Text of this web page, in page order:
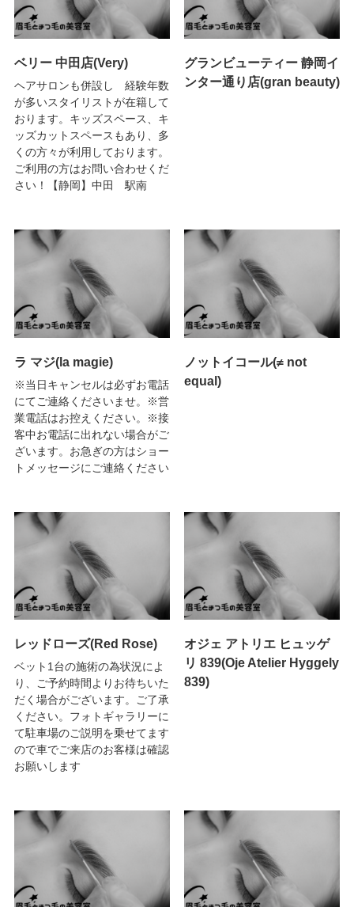
ベリー 中田店(Very)
ヘアサロンも併設し 経験年数
が多いスタイリストが在籍して
おります。キッズスペース、キ
ッズカットスペースもあり、多
くの方々が利用しております。
ご利用の方はお問い合わせくだ
さい！【静岡】中田 駅南
グランビューティー 静岡イ
ンター通り店(gran beauty)
ラ マジ(la magie)
※当日キャンセルは必ずお電話
にてご連絡くださいませ。※営
業電話はお控えください。※接
客中お電話に出れない場合がご
ざいます。お急ぎの方はショー
トメッセージにご連絡ください
ノットイコール(≠ not
equal)
レッドローズ(Red Rose)
ベット1台の施術の為状況によ
り、ご予約時間よりお待ちいた
だく場合がございます。ご了承
ください。フォトギャラリーに
て駐車場のご説明を乗せてます
ので車でご来店のお客様は確認
お願いします
オジェ アトリエ ヒュッゲ
リ 839(Oje Atelier Hyggely
839)